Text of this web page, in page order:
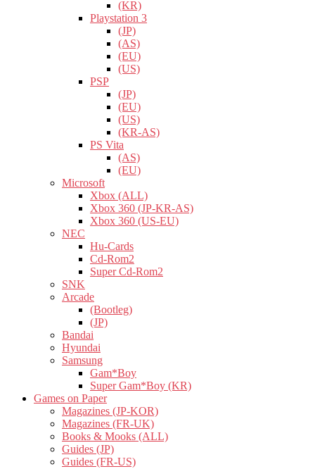
(KR)
Playstation 3
(JP)
(AS)
(EU)
(US)
PSP
(JP)
(EU)
(US)
(KR-AS)
PS Vita
(AS)
(EU)
Microsoft
Xbox (ALL)
Xbox 360 (JP-KR-AS)
Xbox 360 (US-EU)
NEC
Hu-Cards
Cd-Rom2
Super Cd-Rom2
SNK
Arcade
(Bootleg)
(JP)
Bandai
Hyundai
Samsung
Gam*Boy
Super Gam*Boy (KR)
Games on Paper
Magazines (JP-KOR)
Magazines (FR-UK)
Books & Mooks (ALL)
Guides (JP)
Guides (FR-US)